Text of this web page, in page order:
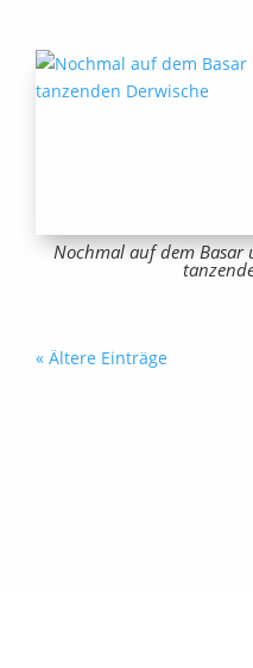
Nochmal auf dem Basar
« Ältere Einträge